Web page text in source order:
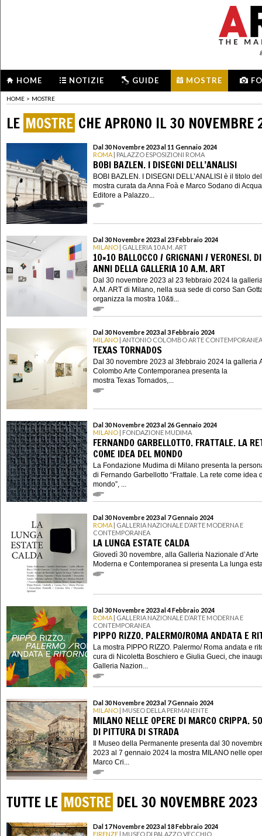
HOME NOTIZIE GUIDE MOSTRE
HOME > MOSTRE
LE MOSTRE CHE APRONO IL 30 NOVEMBRE
Dal 30 Novembre 2023 al 11 Gennaio 2024
ROMA | PALAZZO ESPOSIZIONI ROMA
BOBI BAZLEN. I DISEGNI DELL’ANALISI
BOBI BAZLEN. I DISEGNI DELL’ANALISI è il titolo
mostra curata da Anna Foà e Marco Sodano di
Editore a Palazzo...
Dal 30 Novembre 2023 al 23 Febbraio 2024
MILANO | GALLERIA 10 A.M. ART
10×10 BALLOCCO / GRIGNANI / VERONESI.
ANNI DELLA GALLERIA 10 A.M. ART
Dal 30 novembre 2023 al 23 febbraio 2024 la
A.M. ART di Milano, nella sua sede di corso San
organizza la mostra 10&ti...
Dal 30 Novembre 2023 al 3 Febbraio 2024
MILANO | ANTONIO COLOMBO ARTE
TEXAS TORNADOS
Dal 30 novembre 2023 al 3febbraio 2024 la galleria
Colombo Arte Contemporanea presenta la
mostra Texas Tornados,...
Dal 30 Novembre 2023 al 26 Gennaio 2024
MILANO | FONDAZIONE MUDIMA
FERNANDO GARBELLOTTO. FRATTALE. LA
COME IDEA DEL MONDO
La Fondazione Mudima di Milano presenta la
di Fernando Garbellotto “Frattale. La rete come idea
mondo”, ...
Dal 30 Novembre 2023 al 7 Gennaio 2024
ROMA | GALLERIA NAZIONALE D’ARTE MODERNA E
CONTEMPORANEA
LA LUNGA ESTATE CALDA
Giovedì 30 novembre, alla Galleria Nazionale d’Arte
Moderna e Contemporanea si presenta La lunga
Dal 30 Novembre 2023 al 4 Febbraio 2024
ROMA | GALLERIA NAZIONALE D’ARTE MODERNA E
CONTEMPORANEA
PIPPO RIZZO. PALERMO/ROMA ANDATA E
La mostra PIPPO RIZZO. Palermo/ Roma andata e
cura di Nicoletta Boschiero e Giulia Gueci, che
Galleria Nazion...
Dal 30 Novembre 2023 al 7 Gennaio 2024
MILANO | MUSEO DELLA PERMANENTE
MILANO NELLE OPERE DI MARCO CRIPPA.
DI PITTURA DI STRADA
Il Museo della Permanente presenta dal 30
2023 al 7 gennaio 2024 la mostra MILANO nelle
Marco Cri...
TUTTE LE MOSTRE DEL 30 NOVEMBRE 2023
Dal 17 Novembre 2023 al 18 Febbraio 2024
FIRENZE | MUSEO DI PALAZZO VECCHIO